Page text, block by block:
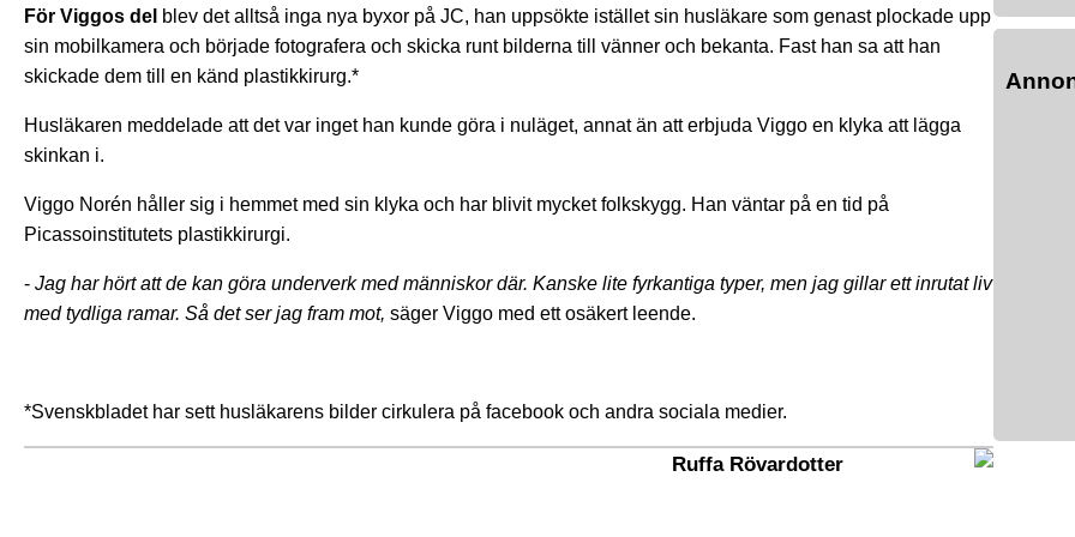
För Viggos del blev det alltså inga nya byxor på JC, han uppsökte istället sin husläkare som genast plockade upp
sin mobilkamera och började fotografera och skicka runt bilderna till vänner och bekanta. Fast han sa att han
skickade dem till en känd plastikkirurg.*
Husläkaren meddelade att det var inget han kunde göra i nuläget, annat än att erbjuda Viggo en klyka att lägga
skinkan i.
Viggo Norén håller sig i hemmet med sin klyka och har blivit mycket folkskygg. Han väntar på en tid på
Picassoinstitutets plastikkirurgi.
- Jag har hört att de kan göra underverk med människor där. Kanske lite fyrkantiga typer, men jag gillar ett inrutat liv
med tydliga ramar. Så det ser jag fram mot, säger Viggo med ett osäkert leende.
*Svenskbladet har sett husläkarens bilder cirkulera på facebook och andra sociala medier.
Ruffa Rövardotter